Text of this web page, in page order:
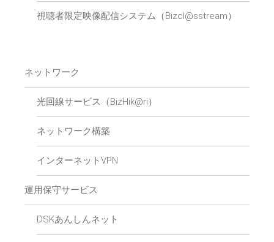
視聴者限定映像配信システム（Bizcl@sstream）
ネットワーク
光回線サービス（BizHik@ri）
ネットワーク構築
インターネットVPN
運用保守サービス
DSKあんしんネット